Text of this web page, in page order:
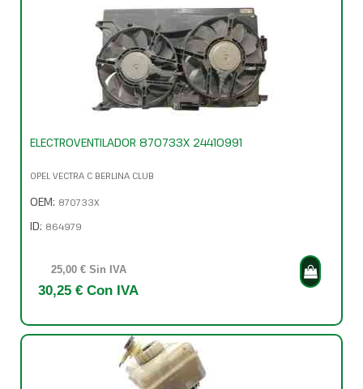
ELECTROVENTILADOR 870733X 24410991
OPEL VECTRA C BERLINA CLUB
OEM: 870733X
ID: 864979
25,00 € Sin IVA
30,25 € Con IVA